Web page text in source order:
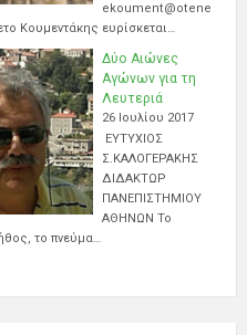
ekoument@otene
Κουμεντάκης ευρίσκεται…
Δύο Αιώνες
Αγώνων για τη
Λευτεριά
26 Ιουλίου 2017
ΕΥΤΥΧΙΟΣ
Σ.ΚΑΛΟΓΕΡΑΚΗΣ
ΔΙΔΑΚΤΩΡ
ΠΑΝΕΠΙΣΤΗΜΙΟΥ
ΑΘΗΝΩΝ Το
το πνεύμα…